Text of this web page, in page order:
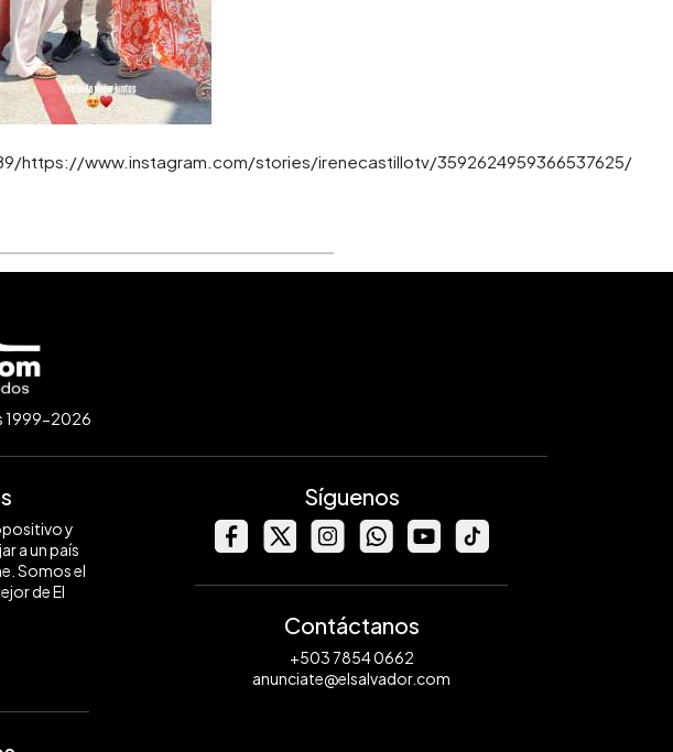
https://www.instagram.com/stories/irenecastillotv/3592624959366537625/
1999-2026
y
a un país
Somos el
de El
Síguenos
Contáctanos
+503 7854 0662
anunciate@elsalvador.com